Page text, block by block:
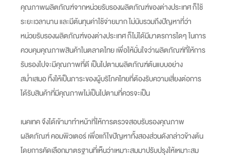
คุณภาพผลิตภัณฑ์จากหน่วยรับรองผลิตภัณฑ์ของต่างประเทศ ก็ใช้
ระยะเวลานาน และมีต้นทุนค่าใช้จ่ายมาก ไม่นับรวมถึงปัญหาที่ว่า
หน่วยรับรองผลิตภัณฑ์ของต่างประเทศ ก็ไม่ได้มีมาตรการใดๆ ในการ
ควบคุมคุณภาพสินค้าในตลาดไทย เพื่อให้มั่นใจว่าผลิตภัณฑ์ที่ให้การ
รับรองไปจะมีคุณภาพที่ดี เป็นไปตามผลิตภัณฑ์ต้นแบบอย่าง
สม่ำเสมอ ทิ้งให้เป็นภาระของผู้บริโภคไทยที่ต้องรับความเสี่ยงต่อการ
ได้รับสินค้าที่มีคุณภาพไม่เป็นไปตามที่ควรจะเป็น
เนคเทค จึงได้เข้ามาทำหน้าที่ให้การตรวจสอบรับรองคุณภาพ
ผลิตภัณฑ์ คอมพิวเตอร์ เพื่อแก้ไขปัญหาทั้งสองส่วนดังกล่าวข้างต้น
โดยการคัดเลือกมาตรฐานที่เห็นว่าเหมาะสมมาปรับปรุงให้เหมาะสม